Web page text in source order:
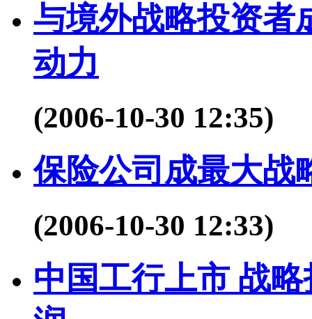
与境外战略投资者
动力
(2006-10-30 12:35)
保险公司成最大战
(2006-10-30 12:33)
中国工行上市 战